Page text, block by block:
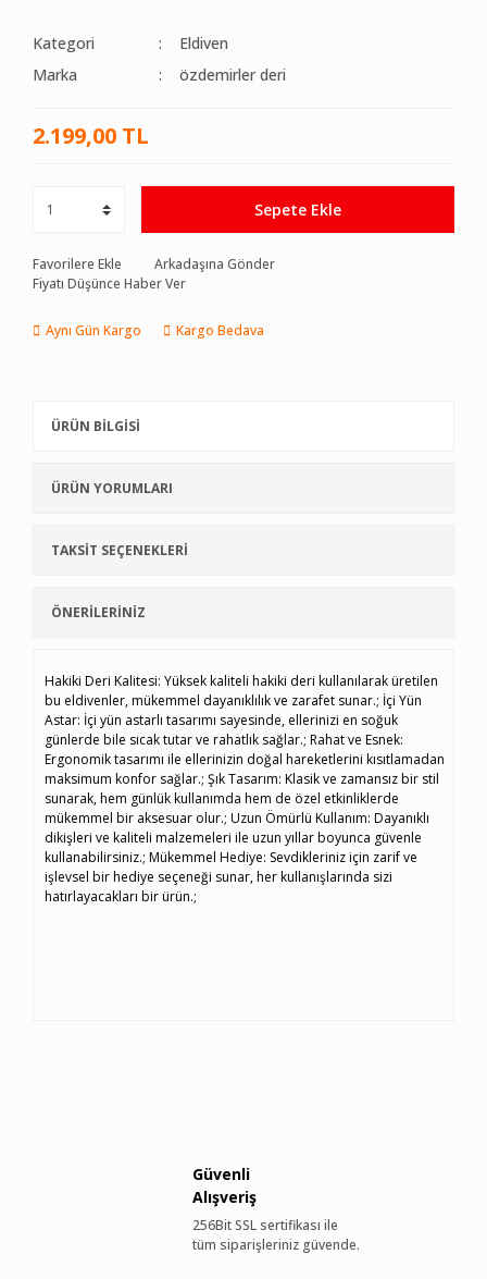
Kategori
Eldiven
Marka
özdemirler deri
2.199,00 TL
Sepete Ekle
Favorilere Ekle
Arkadaşına Gönder
Fiyatı Düşünce Haber Ver
Aynı Gün Kargo Kargo Bedava
ÜRÜN BİLGİSİ
ÜRÜN YORUMLARI
TAKSİT SEÇENEKLERİ
ÖNERİLERİNİZ
Hakiki Deri Kalitesi: Yüksek kaliteli hakiki deri kullanılarak üretilen
bu eldivenler, mükemmel dayanıklılık ve zarafet sunar.; İçi Yün
Astar: İçi yün astarlı tasarımı sayesinde, ellerinizi en soğuk
günlerde bile sıcak tutar ve rahatlık sağlar.; Rahat ve Esnek:
Ergonomik tasarımı ile ellerinizin doğal hareketlerini kısıtlamadan
maksimum konfor sağlar.; Şık Tasarım: Klasik ve zamansız bir stil
sunarak, hem günlük kullanımda hem de özel etkinliklerde
mükemmel bir aksesuar olur.; Uzun Ömürlü Kullanım: Dayanıklı
dikişleri ve kaliteli malzemeleri ile uzun yıllar boyunca güvenle
kullanabilirsiniz.; Mükemmel Hediye: Sevdikleriniz için zarif ve
işlevsel bir hediye seçeneği sunar, her kullanışlarında sizi
hatırlayacakları bir ürün.;
Güvenli
Alışveriş
256Bit SSL sertifikası ile
tüm siparişleriniz güvende.